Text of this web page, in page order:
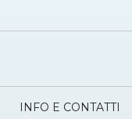
INFO E CONTATTI